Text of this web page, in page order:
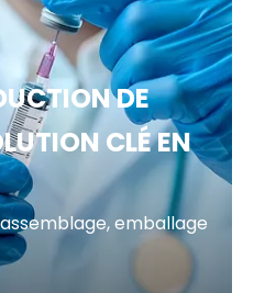
DE
CLÉ EN
emballage